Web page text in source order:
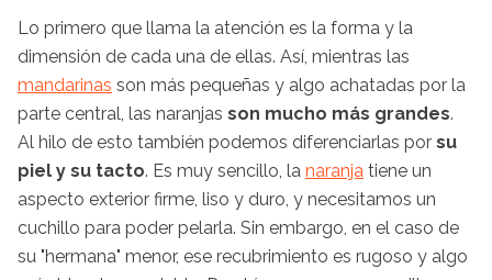
Lo primero que llama la atención es la forma y la
dimensión de cada una de ellas. Así, mientras las
mandarinas son más pequeñas y algo achatadas por la
parte central, las naranjas son mucho más grandes.
Al hilo de esto también podemos diferenciarlas por su
piel y su tacto. Es muy sencillo, la naranja tiene un
aspecto exterior firme, liso y duro, y necesitamos un
cuchillo para poder pelarla. Sin embargo, en el caso de
su "hermana" menor, ese recubrimiento es rugoso y algo